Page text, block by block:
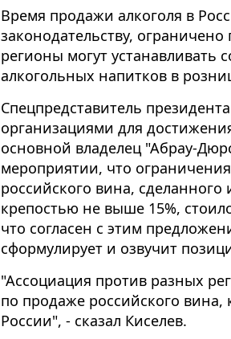
Время продажи алкоголя в
законодательству,
регионы могут устанавливать
алкогольных напитков в
Спецпредставитель
организациями для
основной владелец "Абрау-
мероприятии, что
российского вина, сделанного
крепостью не выше 15%,
что согласен с этим
сформулирует и озвучит
"Ассоциация против разных
по продаже российского
России", - сказал Киселев.